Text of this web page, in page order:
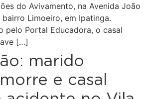
do Avivamento, na Avenida João
Limoeiro, em Ipatinga.
pelo Portal Educadora, o casal
[…]
marido
e casal